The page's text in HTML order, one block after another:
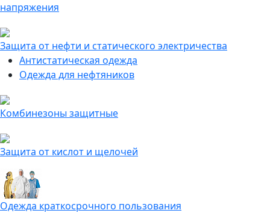
напряжения
Защита от нефти и статического электричества
Антистатическая одежда
Одежда для нефтяников
Комбинезоны защитные
Защита от кислот и щелочей
Одежда краткосрочного пользования